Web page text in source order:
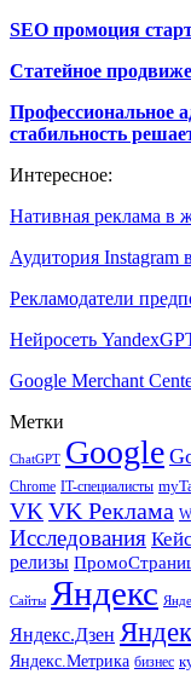
SEO промоция
Статейное
Профессиональное
стабильность
Интересное:
Нативная реклама в
Аудитория Instagram
Рекламодатели
Нейросеть
Google Merchant
Метки
ChatGPT Google
Chrome IT-специалисты
VK VK Реклама
Исследования
релизы
Сайты Яндекс
Яндекс.Дзен
Яндекс.Метрика бизнес